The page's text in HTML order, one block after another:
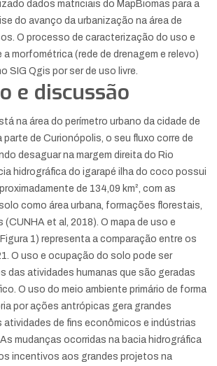
dados matriciais do MapBiomas para a
do avanço da urbanização na área de
O processo de caracterização do uso e
morfométrica (rede de drenagem e relevo)
SIG Qgis por ser de uso livre.
e discussão
na área do perímetro urbano da cidade de
parte de Curionópolis, o seu fluxo corre de
desaguar na margem direita do Rio
hidrográfica do igarapé ilha do coco possui
de 134,09 km², com as
como área urbana, formações florestais,
et al, 2018). O mapa de uso e
1) representa a comparação entre os
O uso e ocupação do solo pode ser
das atividades humanas que são geradas
O uso do meio ambiente primário de forma
por ações antrópicas gera grandes
atividades de fins econômicos e indústrias
mudanças ocorridas na bacia hidrográfica
incentivos aos grandes projetos na